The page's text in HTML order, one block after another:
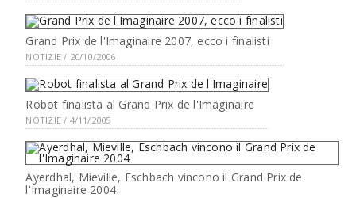
Grand Prix de l'Imaginaire 2007, ecco i finalisti
NOTIZIE / 20/10/2006
Robot finalista al Grand Prix de l'Imaginaire
NOTIZIE / 4/11/2005
Ayerdhal, Mieville, Eschbach vincono il Grand Prix de
l'Imaginaire 2004